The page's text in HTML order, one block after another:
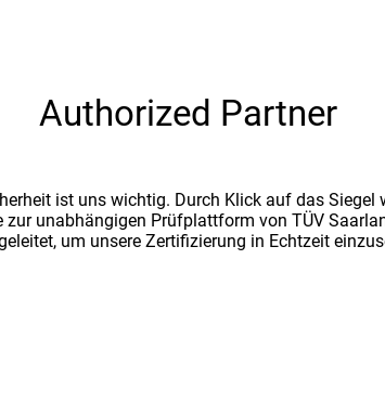
Authorized Partner
ist uns wichtig. Durch Klick auf das Siegel
zur unabhängigen Prüfplattform von TÜV
um unsere Zertifizierung in Echtzeit